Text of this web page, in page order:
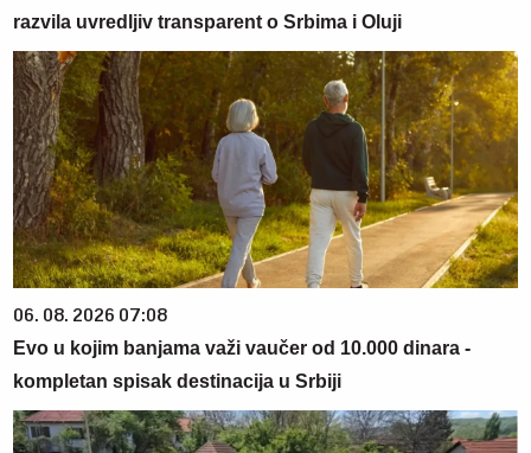
razvila uvredljiv transparent o Srbima i Oluji
06. 08. 2026 07:08
Evo u kojim banjama važi vaučer od 10.000 dinara -
kompletan spisak destinacija u Srbiji